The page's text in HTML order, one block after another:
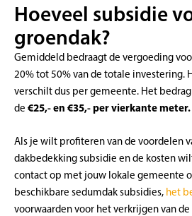
Hoeveel subsidie
groendak?
Gemiddeld bedraagt de vergoeding
20% tot 50% van de totale investering.
verschilt dus per gemeente. Het
de €25,- en €35,- per vierkante meter.
Als je wilt profiteren van de voordelen
dakbedekking subsidie en de kosten
contact op met jouw lokale gemeente
beschikbare sedumdak subsidies, het
voorwaarden voor het verkrijgen van